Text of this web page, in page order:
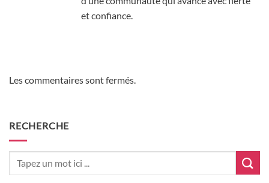
et confiance.
Les commentaires sont fermés.
RECHERCHE